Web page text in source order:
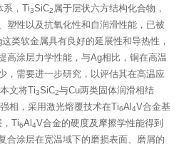
系，Ti3SiC2 属于层状六方结构化合物，
塑性以及抗氧化性和自润滑性能，已被
类软金属具有良好的延展性和导热性，
高涂层力学性能，与Ag相比，铜在高温
，需要进一步研究，以评估其在高温应
文将Ti3SiC2与Cu两类固体润滑相结
相，采用激光熔覆技术在Ti6Al4V合金基
Ti6Al4V合金的硬度及摩擦学性能得到
合涂层在宽温域下的磨损表面、磨屑的